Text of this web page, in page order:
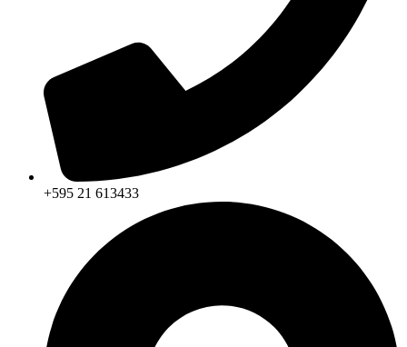
+595 21 613433